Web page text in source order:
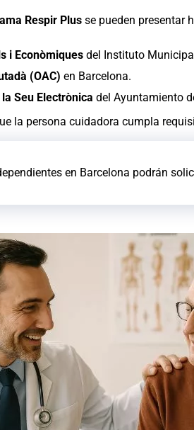
Respir Plus se pueden presentar
i Econòmiques del Instituto
(OAC) en Barcelona.
Seu Electrònica del Ayuntamiento
la persona cuidadora cumpla
en Barcelona podrán